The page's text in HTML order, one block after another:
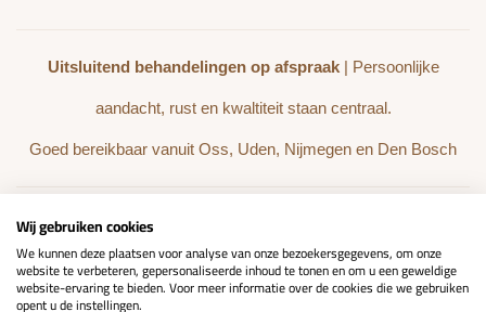
Uitsluitend behandelingen op afspraak| Persoonlijke
aandacht, rust en kwaltiteit staan centraal.
Goed bereikbaar vanuit Oss, Uden, Nijmegen en Den Bosch
BEHANDELINGEN WEBSHOP
REVIEWS
Wij gebruiken cookies
We kunnen deze plaatsen voor analyse van onze bezoekersgegevens, om onze
website te verbeteren, gepersonaliseerde inhoud te tonen en om u een geweldige
website-ervaring te bieden. Voor meer informatie over de cookies die we gebruiken
opent u de instellingen.